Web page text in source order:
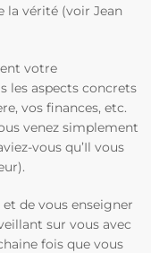
la vérité (voir Jean
votre
les aspects concrets
vos finances, etc.
venez simplement
vous qu’Il vous
de vous enseigner
sur vous avec
fois que vous